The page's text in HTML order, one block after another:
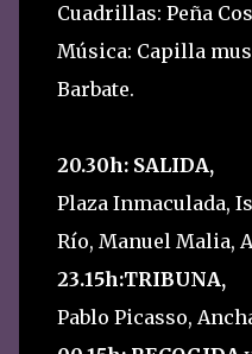
Cuadrillas: Peña
Música: Capilla
Barbate.
20.30h: SALIDA,
Plaza Inmaculada,
Río, Manuel Malia,
23.15h:TRIBUNA,
Pablo Picasso,